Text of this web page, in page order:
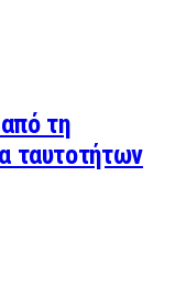
τη
ταυτοτήτων